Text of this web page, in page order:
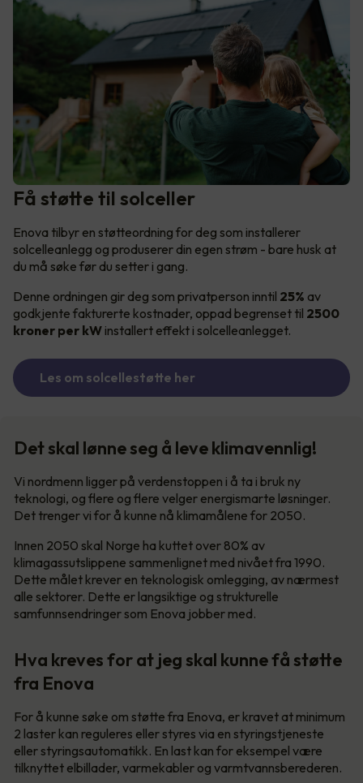
Få støtte til solceller
Enova tilbyr en støtteordning for deg som installerer
solcelleanlegg og produserer din egen strøm - bare husk at
du må søke før du setter i gang.
Denne ordningen gir deg som privatperson inntil 25% av
godkjente fakturerte kostnader, oppad begrenset til 2500
kroner per kW installert effekt i solcelleanlegget.
Les om solcellestøtte her
Det skal lønne seg å leve klimavennlig!
Vi nordmenn ligger på verdenstoppen i å ta i bruk ny
teknologi, og flere og flere velger energismarte løsninger.
Det trenger vi for å kunne nå klimamålene for 2050.
Innen 2050 skal Norge ha kuttet over 80% av
klimagassutslippene sammenlignet med nivået fra 1990.
Dette målet krever en teknologisk omlegging, av nærmest
alle sektorer. Dette er langsiktige og strukturelle
samfunnsendringer som Enova jobber med.
Hva kreves for at jeg skal kunne få støtte
fra Enova
For å kunne søke om støtte fra Enova, er kravet at minimum
2 laster kan reguleres eller styres via en styringstjeneste
eller styringsautomatikk. En last kan for eksempel være
tilknyttet elbillader, varmekabler og varmtvannsberederen.